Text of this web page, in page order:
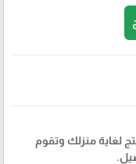
لغاية منزلك وتقوم